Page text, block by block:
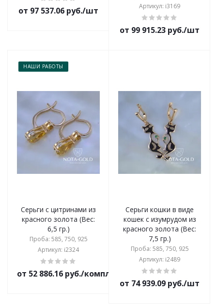
от 97 537.06 руб./шт
Артикул: i3169
от 99 915.23 руб./шт
НАШИ РАБОТЫ
Серьги с цитринами из
красного золота (Вес:
6,5 гр.)
Проба: 585, 750, 925
Артикул: i2324
от 52 886.16 руб./комплект
Серьги кошки в виде
кошек с изумрудом из
красного золота (Вес:
7,5 гр.)
Проба: 585, 750, 925
Артикул: i2489
от 74 939.09 руб./шт